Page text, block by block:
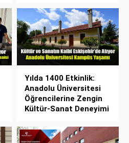
Yılda 1400 Etkinlik:
Anadolu Üniversitesi
Öğrencilerine Zengin
Kültür-Sanat Deneyimi